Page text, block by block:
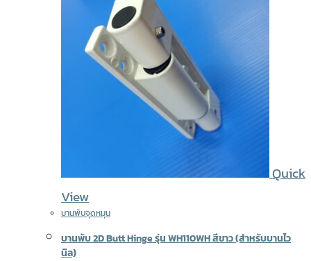
Quick
View
บานพับจุดหมุน
บานพับ 2D Butt Hinge รุ่น WH110WH สีขาว (สำหรับบานไว
นิล)